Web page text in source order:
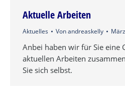
Aktuelle Arbeiten
Aktuelles Vonandreaskelly
Anbei haben wir für Sie eine
aktuellen Arbeiten
Sie sich selbst.